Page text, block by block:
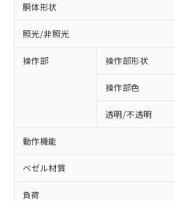
胴体形状
照光/非照光
操作部 操作部形状
操作部色
透明/不透明
動作機能
ベゼル材質
負荷